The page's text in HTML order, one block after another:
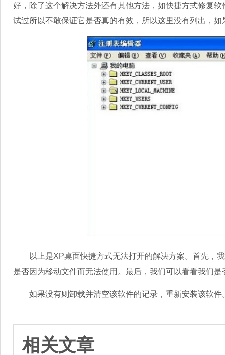
好，除了这个解决方法外还有其他方法，如快捷方式修复
试过所以不敢保证它是否真的有效，所以这里没有列出，
以上是XP桌面快捷方式无法打开的解决方案。首先，我
是否因为移动文件而无法使用。最后，我们可以看看我们
如果没有则卸载并清空该软件的记录，重新安装该软件
相关文章